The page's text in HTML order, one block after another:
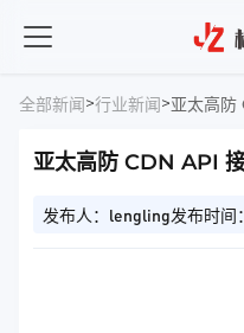
全部新闻>行业新闻>亚太高防
亚太高防 CDN API
发布人：lengling发布时间